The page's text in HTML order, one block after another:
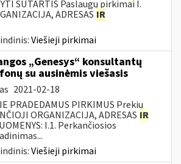
SUTARTIS Paslaugų pirkimai I.
ADRESAS IR
Viešieji pirkimai
„Genesys“ konsultantų
su ausinėmis viešasis
2021-02-18
PRADEDAMUS PIRKIMUS Prekių
ORGANIZACIJA, ADRESAS IR
I.1. Perkančiosios
Viešieji pirkimai